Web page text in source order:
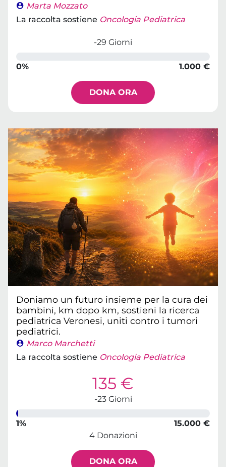
Marta Mozzato
La raccolta sostiene Oncologia Pediatrica
-29 Giorni
0% 1.000 €
DONA ORA
Doniamo un futuro insieme per la cura dei
bambini, km dopo km, sostieni la ricerca
pediatrica Veronesi, uniti contro i tumori
pediatrici.
Marco Marchetti
La raccolta sostiene Oncologia Pediatrica
135 €
-23 Giorni
1%
15.000 €
4 Donazioni
DONA ORA